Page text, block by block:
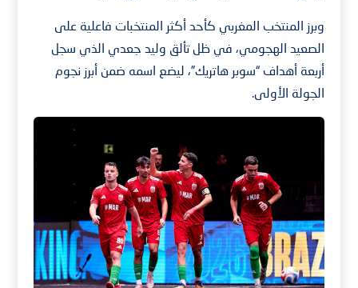
وبرز المنتخب المغربي كأحد أكثر المنتخبات فاعلية على
الصعيد الهجومي، في ظل تألق وليد جعدي الذي سجل
أربعة أهداف “سوبر هاتريك”، ليضع اسمه ضمن أبرز نجوم
الجولة الأولى.